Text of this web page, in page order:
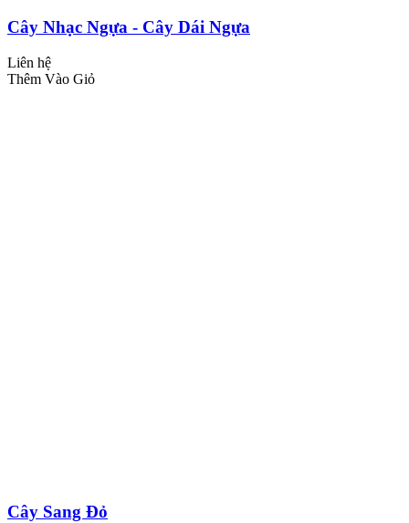
Cây Nhạc Ngựa - Cây Dái Ngựa
Liên hệ
Thêm Vào Giỏ
Cây Sang Đỏ